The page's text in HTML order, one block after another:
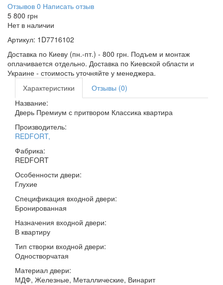
Отзывов 0 Написать отзыв
5 800 грн
Нет в наличии
Артикул: 1D7716102
Доставка по Киеву (пн.-пт.) - 800 грн. Подъем и монтаж
оплачивается отдельно. Доставка по Киевской области и
Украине - стоимость уточняйте у менеджера.
Характеристики
Отзывы (0)
Название:
Дверь Премиум с притвором Классика квартира
Производитель:
REDFORT,
Фабрика:
REDFORT
Особенности двери:
Глухие
Спецификация входной двери:
Бронированная
Назначения входной двери:
В квартиру
Тип створки входной двери:
Одностворчатая
Материал двери:
МДФ, Железные, Металлические, Винарит